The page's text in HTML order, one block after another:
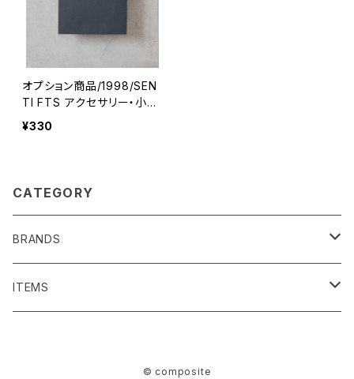
オプション商品/1998/SEN
TI FTS アクセサリー・小物
用ショッピングバッグ※単品
¥330
CATEGORY
BRANDS
SENTI FLATTER THE SENSES
ITEMS
© composite